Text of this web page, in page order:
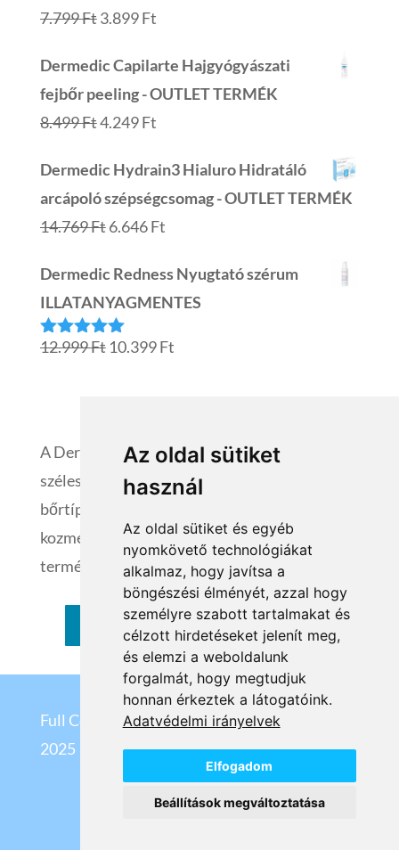
Az oldal sütiket
használ
Az oldal sütiket és egyéb
nyomkövető technológiákat
alkalmaz, hogy javítsa a
böngészési élményét, azzal hogy
személyre szabott tartalmakat és
célzott hirdetéseket jelenít meg,
és elemzi a weboldalunk
forgalmát, hogy megtudjuk
honnan érkeztek a látogatóink.
Adatvédelmi irányelvek
Elfogadom
Beállítások megváltoztatása
7.799FtOriginal
was:
7.799 Ft.
3.899FtCurrent
is:
3.899 Ft.
Dermedic Capilarte Hajgyógyászati
fejbőr peeling - OUTLET TERMÉK
8.499FtOriginal
was:
8.499 Ft.
4.249FtCurrent
is:
4.249 Ft.
Dermedic Hydrain3 Hialuro Hidratáló
arcápoló szépségcsomag - OUTLET TERMÉK
14.769FtOriginal
was:
14.769 Ft.
6.646FtCurrent
is:
6.646 Ft.
Dermedic Redness Nyugtató szérum
ILLATANYAGMENTES
Értékelés:
12.999Ft Original
10.399FtCurrent
A Dermedic Sunbrella fényvédő kozmetikumai
széleskörű védelmet biztosítanak a különböző
bőrtípusok eltérő igényei alapján. A Sunbrella
kozmetikumok klinikailag tesztelt fényvédő
termékek.
VISSZA A KATEGÓRIÁKHOZ
Full Cosmetix Kft©
2025